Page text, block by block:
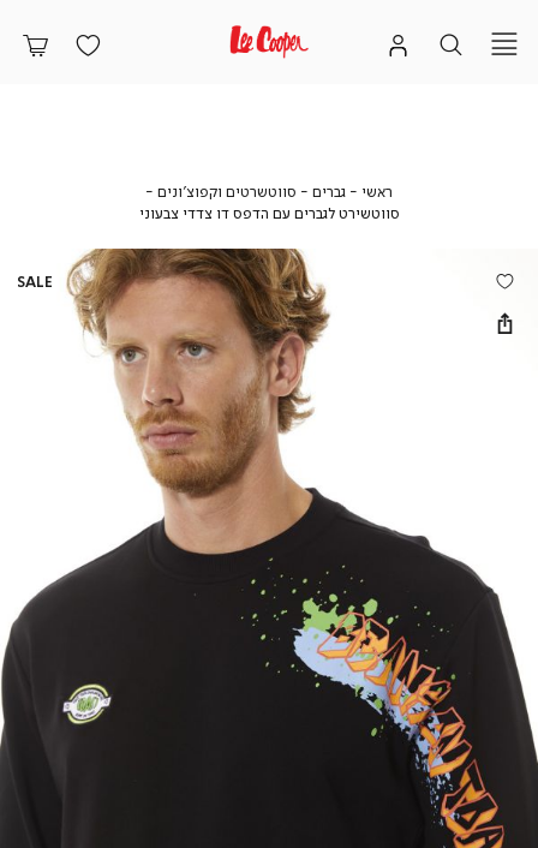
ראשי ראשיגברים גבריםסווטשרטים וקפוצ'ונים סווטשרטים
וקפוצ'וניםסווטשירט לגברים עם הדפס דו צדדי צבעוני
עם
הדפס
דו
צדדי
צבעוני
SALE